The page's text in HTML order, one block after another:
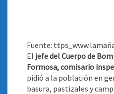
Fuente:
El jefe del Cuerpo de
Formosa, comisario
pidió a la población en
basura, pastizales y